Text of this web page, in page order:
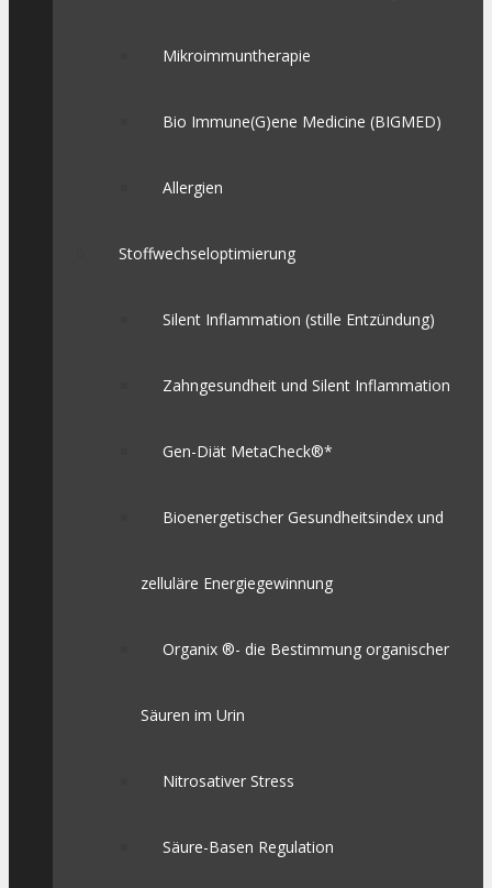
Mikroimmuntherapie
Bio Immune(G)ene Medicine (BIGMED)
Allergien
Stoffwechseloptimierung
Silent Inflammation (stille Entzündung)
Zahngesundheit und Silent Inflammation
Gen-Diät MetaCheck®*
Bioenergetischer Gesundheitsindex und
zelluläre Energiegewinnung
Organix ®- die Bestimmung organischer
Säuren im Urin
Nitrosativer Stress
Säure-Basen Regulation